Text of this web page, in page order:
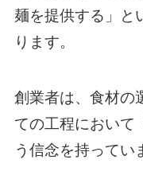
麺を提供する」と
ります。
創業者は、食材の
ての工程において
う信念を持ってい